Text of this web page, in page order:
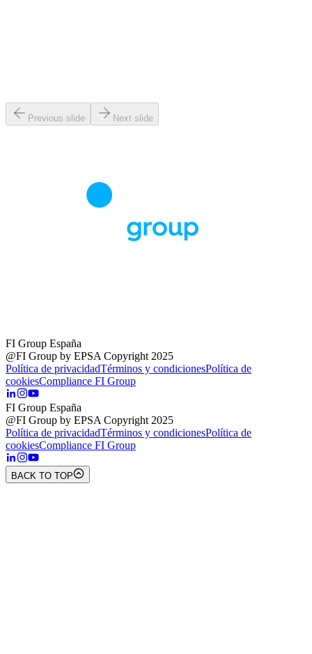
Previous slide Next slide
FI Group España
@FI Group by EPSA Copyright 2025
Política de privacidadTérminos y condicionesPolítica de
cookiesCompliance FI Group
FI Group España
@FI Group by EPSA Copyright 2025
Política de privacidadTérminos y condicionesPolítica de
cookiesCompliance FI Group
BACK TO TOP